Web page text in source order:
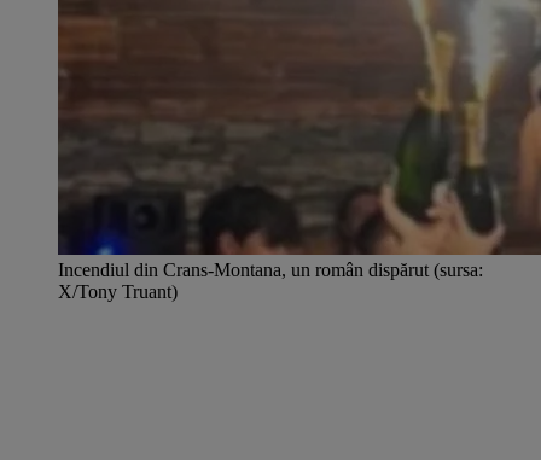
Incendiul din Crans-Montana, un român dispărut (sursa:
X/Tony Truant)